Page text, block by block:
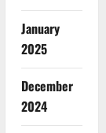
January
2025
December
2024